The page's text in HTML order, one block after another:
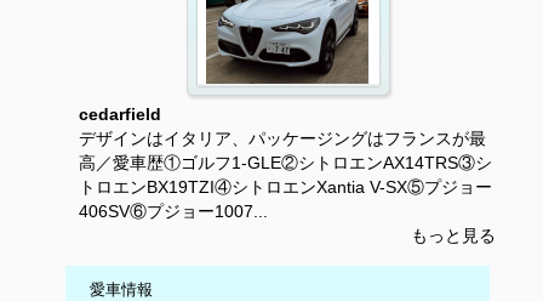
cedarfield
デザインはイタリア、パッケージングはフランスが最
高／愛車歴①ゴルフ1-GLE②シトロエンAX14TRS③シ
トロエンBX19TZI④シトロエンXantia V-SX⑤プジョー
406SV⑥プジョー1007...
もっと見る
愛車情報